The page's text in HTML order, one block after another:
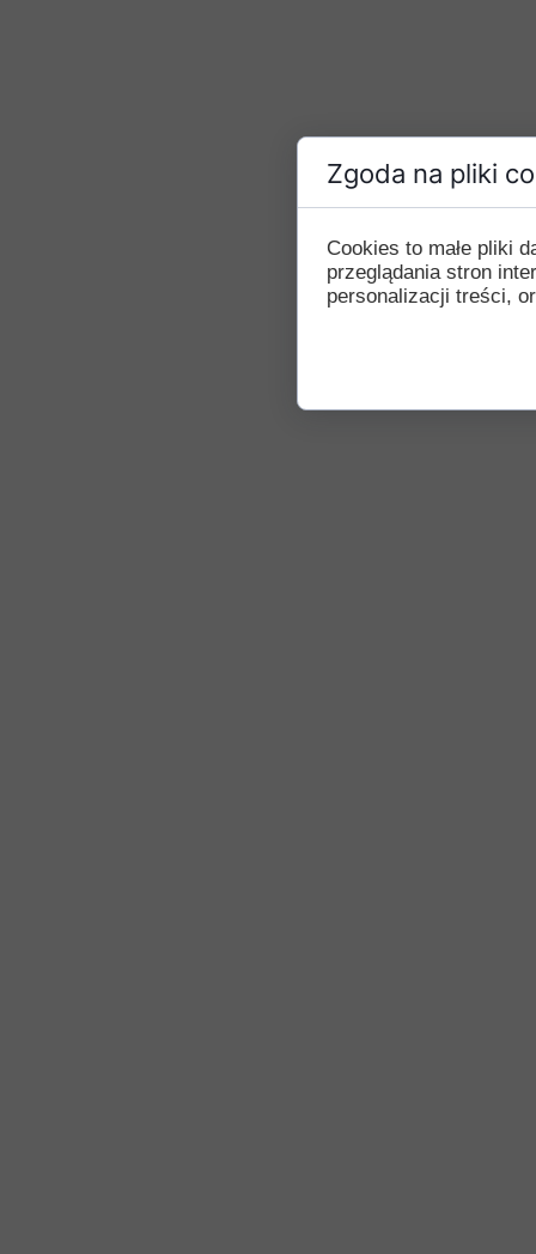
Zgoda na pliki
Cookies to małe pliki
przeglądania stron
personalizacji treści,